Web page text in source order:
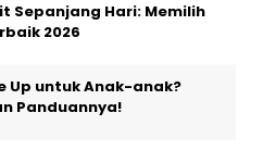
Sepanjang Hari: Memilih
2026
Up untuk Anak-anak?
Panduannya!